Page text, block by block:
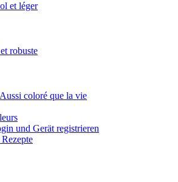
et léger
robuste
Aussi coloré que la vie
und Gerät registrieren